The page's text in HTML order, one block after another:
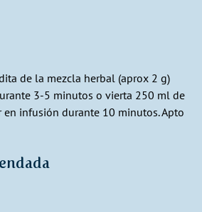
de la mezcla herbal (aprox 2 g)
3-5 minutos o vierta 250 ml de
en infusión durante 10 minutos. Apto